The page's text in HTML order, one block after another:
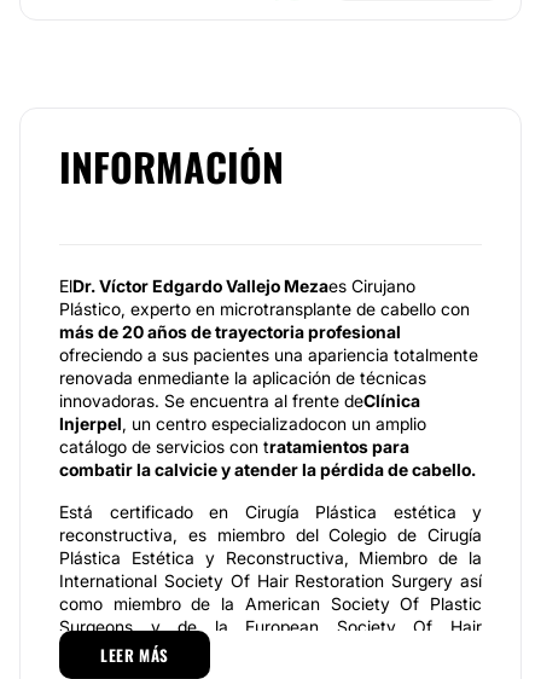
INFORMACIÓN
ElDr. Víctor Edgardo Vallejo Mezaes Cirujano
Plástico, experto en microtransplante de cabello con
más de 20 años de trayectoria profesional
ofreciendo a sus pacientes una apariencia totalmente
renovada enmediante la aplicación de técnicas
innovadoras. Se encuentra al frente deClínica
Injerpel, un centro especializadocon un amplio
catálogo de servicios con tratamientos para
combatir la calvicie y atender la pérdida de cabello.
Está certificado en Cirugía Plástica estética y
reconstructiva, es miembro del Colegio de Cirugía
Plástica Estética y Reconstructiva, Miembro de la
International Society Of Hair Restoration Surgery así
como miembro de la American Society Of Plastic
Surgeons y de la European Society Of Hair
Restoration Surgery.
LEER MÁS